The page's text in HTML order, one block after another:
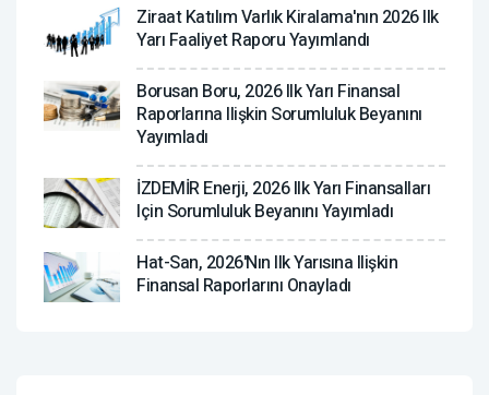
Ziraat Katılım Varlık Kiralama'nın 2026 Ilk
Yarı Faaliyet Raporu Yayımlandı
Borusan Boru, 2026 Ilk Yarı Finansal
Raporlarına Ilişkin Sorumluluk Beyanını
Yayımladı
İZDEMİR Enerji, 2026 Ilk Yarı Finansalları
Için Sorumluluk Beyanını Yayımladı
Hat-San, 2026'nın Ilk Yarısına Ilişkin
Finansal Raporlarını Onayladı